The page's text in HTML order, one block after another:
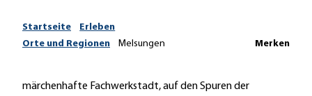
Startseite
Erleben
Orte und Regionen
Melsungen Merken
märchenhafte Fachwerkstadt, auf den Spuren der